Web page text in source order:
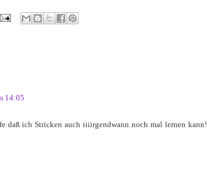
14:05
daß ich Stricken auch iiiirgendwann noch mal lernen kann!